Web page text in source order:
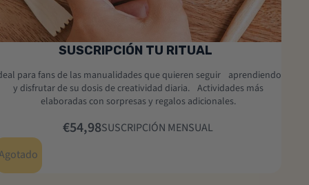
SUSCRIPCIÓN TU RITUAL
para fans de las manualidades que quieren seguir aprendiendo
y disfrutar de su dosis de creatividad diaria. Actividades más
elaboradas con sorpresas y regalos adicionales.
€54,98SUSCRIPCIÓN MENSUAL